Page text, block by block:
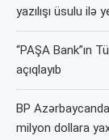
yazılışı üsulu ilə
“PAŞA Bank”ın
açıqlayıb
BP
milyon dollara